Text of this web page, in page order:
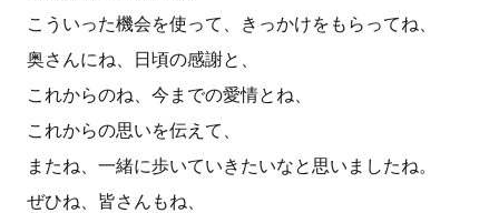
こういった機会を使って、きっかけをもらってね、
奥さんにね、日頃の感謝と、
これからのね、今までの愛情とね、
これからの思いを伝えて、
またね、一緒に歩いていきたいなと思いましたね。
ぜひね、皆さんもね、